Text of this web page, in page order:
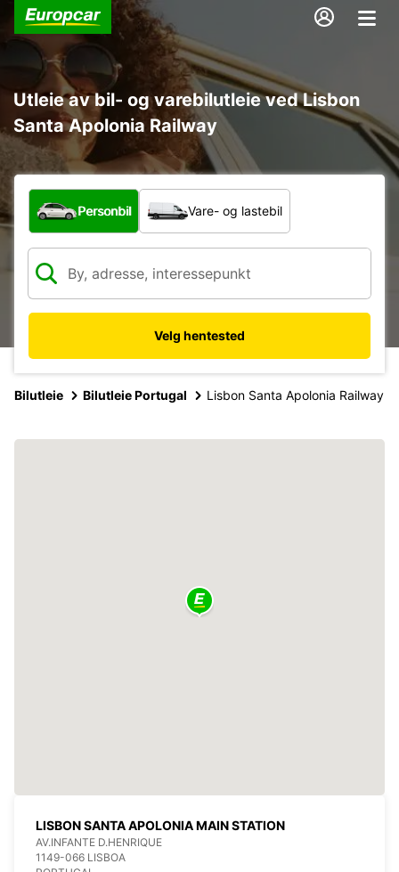
Utleie av bil- og varebilutleie ved Lisbon
Santa Apolonia Railway
Hvilken type bil?
Personbil Vare- og lastebil
Velg hentested
Bilutleie Bilutleie Portugal Lisbon Santa Apolonia Railway
LISBON SANTA APOLONIA MAIN STATION
AV.INFANTE D.HENRIQUE
1149-066 LISBOA